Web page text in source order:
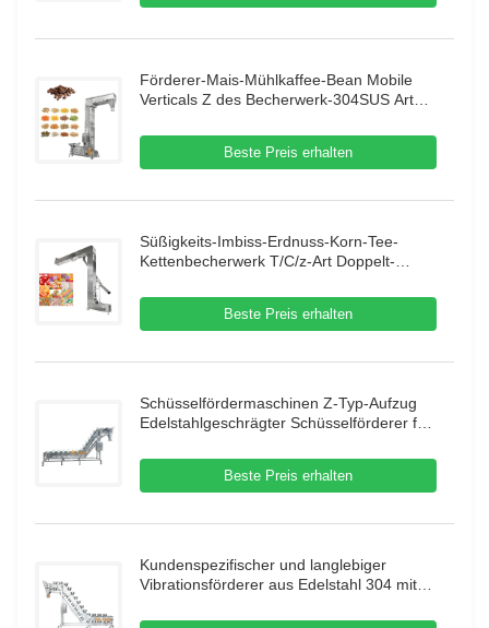
Förderer-Mais-Mühlkaffee-Bean Mobile
Verticals Z des Becherwerk-304SUS Art
Beste Preis erhalten
Süßigkeits-Imbiss-Erdnuss-Korn-Tee-
Kettenbecherwerk T/C/z-Art Doppelt-
Beste Preis erhalten
Schüsselfördermaschinen Z-Typ-Aufzug
Edelstahlgeschrägter Schüsselförderer für
Beste Preis erhalten
Kundenspezifischer und langlebiger
Vibrationsförderer aus Edelstahl 304 mit
Granulatförderung